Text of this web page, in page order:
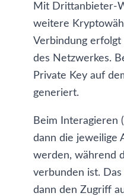
Mit Drittanbieter-
weitere
Verbindung
des Netzwerkes.
Private Key auf
generiert.
Beim Interagieren
dann die jeweilige
werden, während
verbunden ist.
dann den Zugriff